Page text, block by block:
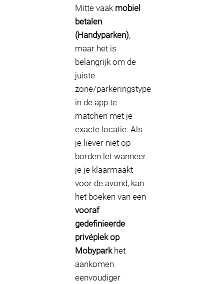
Mitte vaak mobiel
betalen
(Handyparken),
maar het is
belangrijk om de
juiste
zone/parkeringstype
in de app te
matchen met je
exacte locatie. Als
je liever niet op
borden let wanneer
je je klaarmaakt
voor de avond, kan
het boeken van een
vooraf
gedefinieerde
privéplek op
Mobyparkhet
aankomen
eenvoudiger